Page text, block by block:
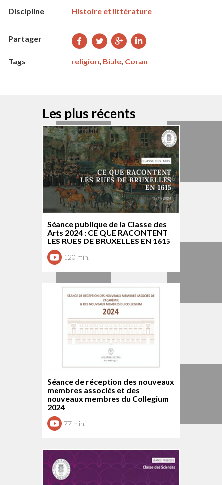
Discipline
Histoire et littérature
Partager
Partager
sur
Partager
sur
Partager
sursur
Tags religion, Bible, Coran
Les plus récents
Séance publique de la Classe des
Arts 2024 : CE QUE RACONTENT
LES RUES DE BRUXELLES EN 1615
120 min.
Séance de réception des nouveaux
membres associés et des
nouveaux membres du Collegium
2024
77 min.